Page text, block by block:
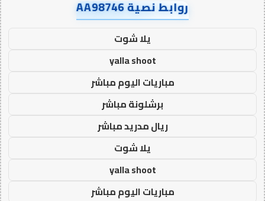
روابط نصية AA98746
يلا شوت
yalla shoot
مباريات اليوم مباشر
برشلونة مباشر
ريال مدريد مباشر
يلا شوت
yalla shoot
مباريات اليوم مباشر